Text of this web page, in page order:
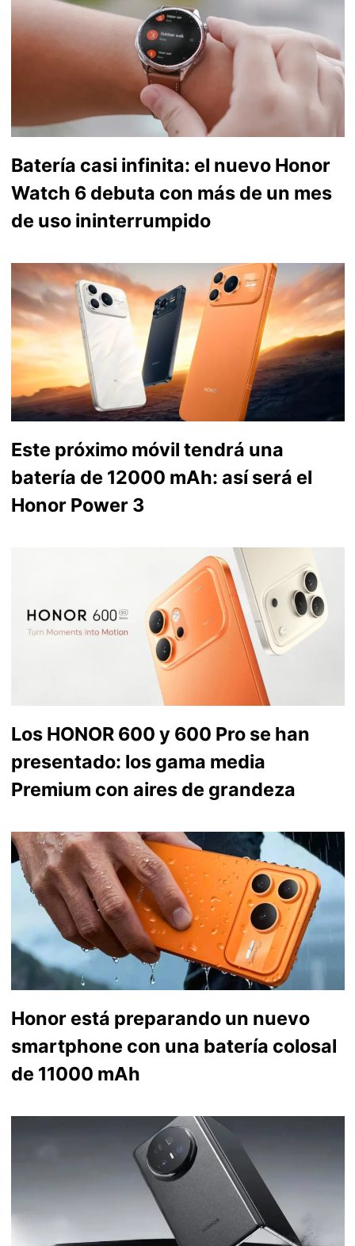
Batería casi infinita: el nuevo Honor
Watch 6 debuta con más de un mes
de uso ininterrumpido
Este próximo móvil tendrá una
batería de 12000 mAh: así será el
Honor Power 3
Los HONOR 600 y 600 Pro se han
presentado: los gama media
Premium con aires de grandeza
Honor está preparando un nuevo
smartphone con una batería colosal
de 11000 mAh